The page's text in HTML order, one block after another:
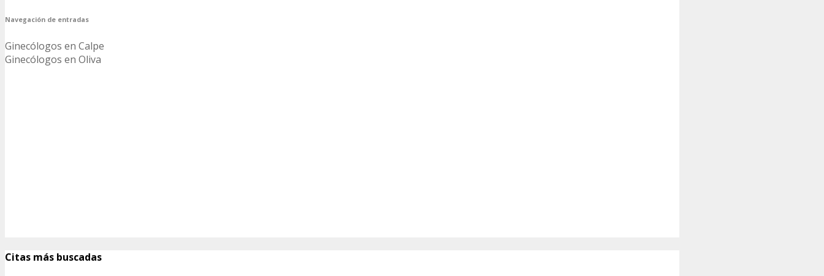
Navegación de entradas
Ginecólogos en Calpe
Ginecólogos en Oliva
Citas más buscadas